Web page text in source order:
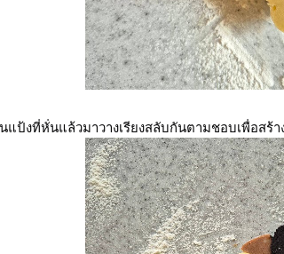
แป้งที่หั่นแล้วมาวางเรียงสลับกันตามชอบเพื่อสร้